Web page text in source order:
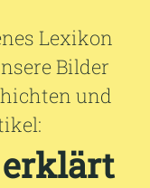
Lexikon
Bilder
und